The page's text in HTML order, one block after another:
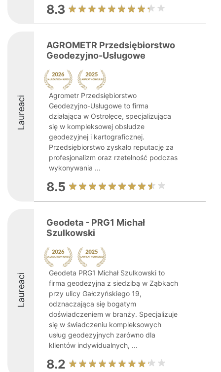
8.3
Laureaci
AGROMETR Przedsiębiorstwo
Geodezyjno-Usługowe
Agrometr Przedsiębiorstwo
Geodezyjno-Usługowe to firma
działająca w Ostrołęce, specjalizująca
się w kompleksowej obsłudze
geodezyjnej i kartograficznej.
Przedsiębiorstwo zyskało reputację za
profesjonalizm oraz rzetelność podczas
wykonywania ...
8.5
Laureaci
Geodeta - PRG1 Michał
Szulkowski
Geodeta PRG1 Michał Szulkowski to
firma geodezyjna z siedzibą w Ząbkach
przy ulicy Gałczyńskiego 19,
odznaczająca się bogatym
doświadczeniem w branży. Specjalizuje
się w świadczeniu kompleksowych
usług geodezyjnych zarówno dla
klientów indywidualnych, ...
8.2